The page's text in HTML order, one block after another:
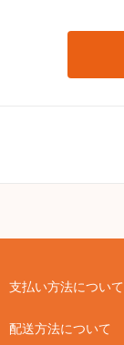
支払い方法について
配送方法について